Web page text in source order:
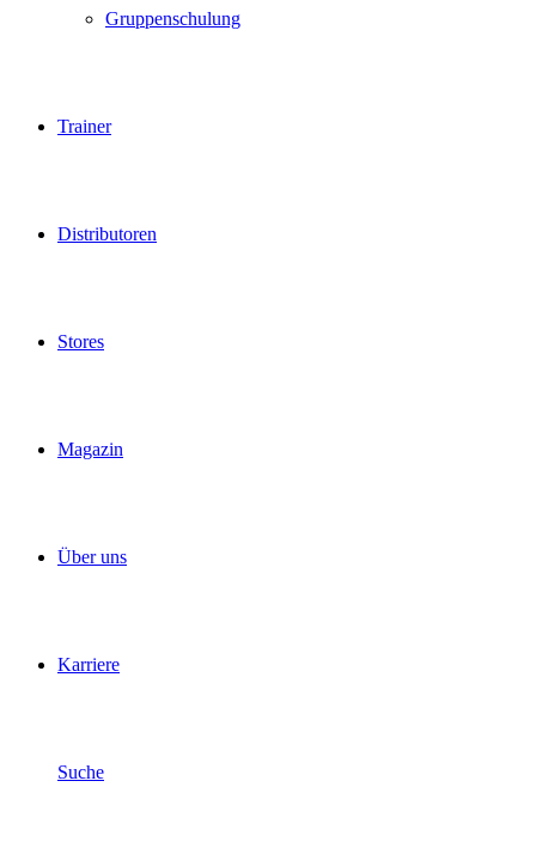
Gruppenschulung
Trainer
Distributoren
Stores
Magazin
Über uns
Karriere
Suche